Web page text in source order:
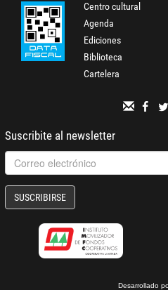
Centro cultural
Agenda
Ediciones
Biblioteca
Cartelera
Suscribite al newsletter
SUSCRIBIRSE
Desarrollado